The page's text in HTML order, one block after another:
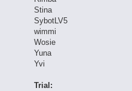
Stina
SybotLV5
wimmi
Wosie
Yuna
Yvi
Trial: